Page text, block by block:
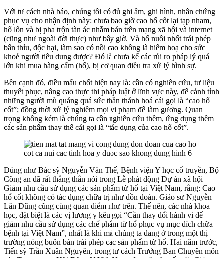
Với tư cách nhà báo, chúng tôi có đủ ghi âm, ghi hình, nhân chứng
phục vụ cho nhận định này: chưa bao giờ cao hổ cốt lại tạp nham,
hổ lốn và bị pha trộn tàn ác nhằm bán trên mạng xã hội và internet
(cũng như ngoài đời thực) như bây giờ. Và hổ nuôi nhốt trái phép
bẩn thỉu, độc hại, làm sao có nồi cao không là hiểm hoạ cho sức
khoẻ người tiêu dung được? Đó là chưa kể các rủi ro pháp lý quá
lớn khi mua hàng cấm (hổ), bị cơ quan điều tra xử lý hình sự.
Bên cạnh đó, điều mấu chốt hiện nay là: cần có nghiên cứu, tư liệu
thuyết phục, nâng cao thực thi pháp luật ở lĩnh vực này, để cảnh tỉnh
những người mù quáng quá sức thần thánh hoá cái gọi là “cao hổ
cốt”; đồng thời xử lý nghiêm mọi vi phạm để làm gương. Quan
trọng không kém là chúng ta cần nghiên cứu thêm, ứng dụng thêm
các sản phẩm thay thế cái gọi là “tác dụng của cao hổ cốt”.
Đúng như Bác sỹ Nguyễn Văn Thế, Bệnh viện Y học cổ truyền, Bộ
Công an đã rất thẳng thắn nói trong Lễ phát động Dự án xã hội
Giảm nhu cầu sử dụng các sản phẩm từ hổ tại Việt Nam, rằng: Cao
hổ cốt không có tác dụng chữa trị như đồn đoán. Giáo sư Nguyễn
Lân Dũng cũng cùng quan điểm như trên. Thế nên, các nhà khoa
học, đặt biệt là các vị lương y kêu gọi “Cần thay đổi hành vi để
giảm nhu cầu sử dụng các chế phẩm từ hổ phục vụ mục đích chữa
bệnh tại Việt Nam”, nhất là khi mà chúng ta đang ở trong một thị
trường nóng buôn bán trái phép các sản phẩm từ hổ. Hai năm trước,
Tiến sỹ Trần Xuân Nguyên, trong tư cách Trưởng Ban Chuyên môn